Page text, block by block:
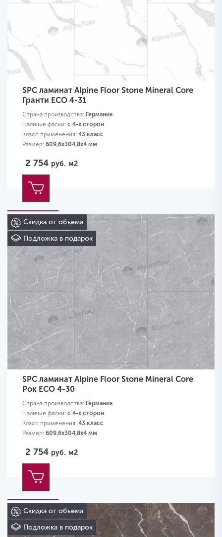
SPC ламинат Alpine Floor Stone Mineral Core
Гранти ЕСО 4-31
Страна производства: Германия
Наличие фаски: с 4-х сторон
Класс применения: 43 класс
Размер: 609,6х304,8х4 мм
2 754 руб. м2
Скидка от объема
Подложка в подарок
SPC ламинат Alpine Floor Stone Mineral Core
Рок ЕСО 4-30
Страна производства: Германия
Наличие фаски: с 4-х сторон
Класс применения: 43 класс
Размер: 609,6х304,8х4 мм
2 754 руб. м2
Скидка от объема
Подложка в подарок